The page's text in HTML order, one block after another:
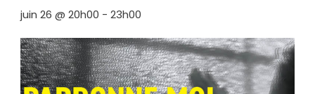
juin 26 @ 20h00 - 23h00